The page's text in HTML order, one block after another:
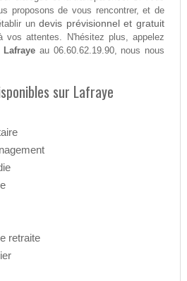
proposons de vous rencontrer, et de
undevis prévisionnel et gratuit
vos attentes. N'hésitez plus, appelez
Lafraye au 06.60.62.19.90, nous nous
sur Lafraye
retraite